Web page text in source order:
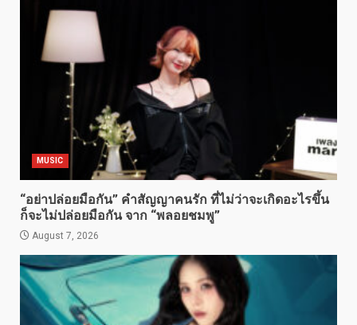
MUSIC
“อย่าปล่อยมือกัน” คำสัญญาคนรัก ที่ไม่ว่าจะเกิดอะไรขึ้น
ก็จะไม่ปล่อยมือกัน จาก “พลอยชมพู”
August 7, 2026